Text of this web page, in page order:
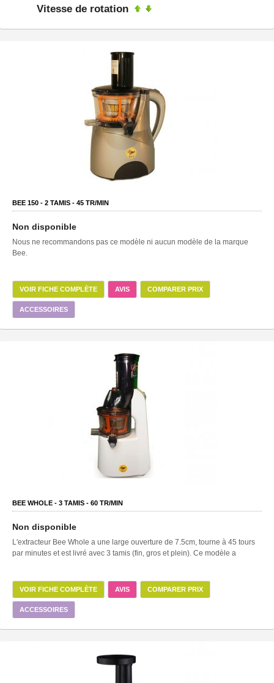
Vitesse de rotation
BEE 150 - 2 TAMIS - 45 TR/MIN
Non disponible
Nous ne recommandons pas ce modèle ni aucun modèle de la marque
Bee.
VOIR FICHE COMPLÈTE AVIS COMPARER PRIX
ACCESSOIRES
BEE WHOLE - 3 TAMIS - 60 TR/MIN
Non disponible
L'extracteur Bee Whole a une large ouverture de 7.5cm, tourne à 45 tours
par minutes et est livré avec 3 tamis (fin, gros et plein). Ce modèle a
VOIR FICHE COMPLÈTE AVIS COMPARER PRIX
ACCESSOIRES